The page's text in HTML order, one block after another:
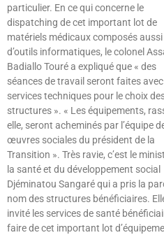
particulier. En ce qui concerne le
dispatching de cet important lot de
matériels médicaux composés aussi
d’outils informatiques, le colonel
Badiallo Touré a expliqué que « des
séances de travail seront faites
services techniques pour le choix
structures ». « Les équipements,
elle, seront acheminés par l’équipe
œuvres sociales du président de la
Transition ». Très ravie, c’est le
la santé et du développement social
Djéminatou Sangaré qui a pris la
nom des structures bénéficiaires.
invité les services de santé
faire de cet important lot